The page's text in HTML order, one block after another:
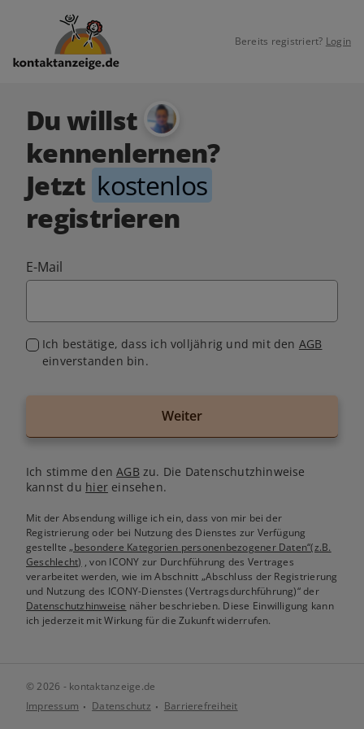
Bereits registriert? Login
Du willst
kennenlernen?
Jetzt kostenlos
registrieren
E-Mail
Ich bestätige, dass ich volljährig und mit den AGB
einverstanden bin.
Weiter
Ich stimme denAGB zu. Die Datenschutzhinweise
kannst du hiereinsehen.
Mit der Absendung willige ich ein, dass von mir bei der
Registrierung oder bei Nutzung des Dienstes zur Verfügung
gestellte„besondere Kategorien personenbezogener Daten“(z.B.
Geschlecht) , von ICONY zur Durchführung des Vertrages
verarbeitet werden, wie im Abschnitt „Abschluss der Registrierung
und Nutzung des ICONY-Dienstes (Vertragsdurchführung)“ der
Datenschutzhinweise näher beschrieben. Diese Einwilligung kann
ich jederzeit mit Wirkung für die Zukunft widerrufen.
© 2026 - kontaktanzeige.de
Impressum
Datenschutz Barrierefreiheit